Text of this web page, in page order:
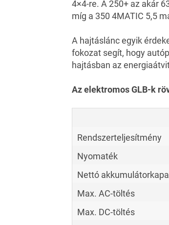
4×4-re. A 250+ az akár
míg a 350 4MATIC 5,5
A hajtáslánc egyik
fokozat segít, hogy
hajtásban az
Az elektromos GLB-k
Rendszerteljesítmény
Nyomaték
Nettó
Max. AC-töltés
Max. DC-töltés